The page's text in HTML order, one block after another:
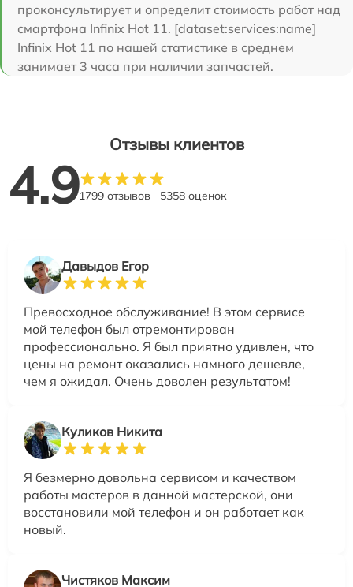
проконсультирует и определит стоимость работ над
смартфона Infinix Hot 11. [dataset:services:name]
Infinix Hot 11 по нашей статистике в среднем
занимает 3 часа при наличии запчастей.
Отзывы клиентов
4.91799 отзывов 5358 оценок
Давыдов Егор
Превосходное обслуживание! В этом сервисе
мой телефон был отремонтирован
профессионально. Я был приятно удивлен, что
цены на ремонт оказались намного дешевле,
чем я ожидал. Очень доволен результатом!
Куликов Никита
Я безмерно довольна сервисом и качеством
работы мастеров в данной мастерской, они
восстановили мой телефон и он работает как
новый.
Чистяков Максим